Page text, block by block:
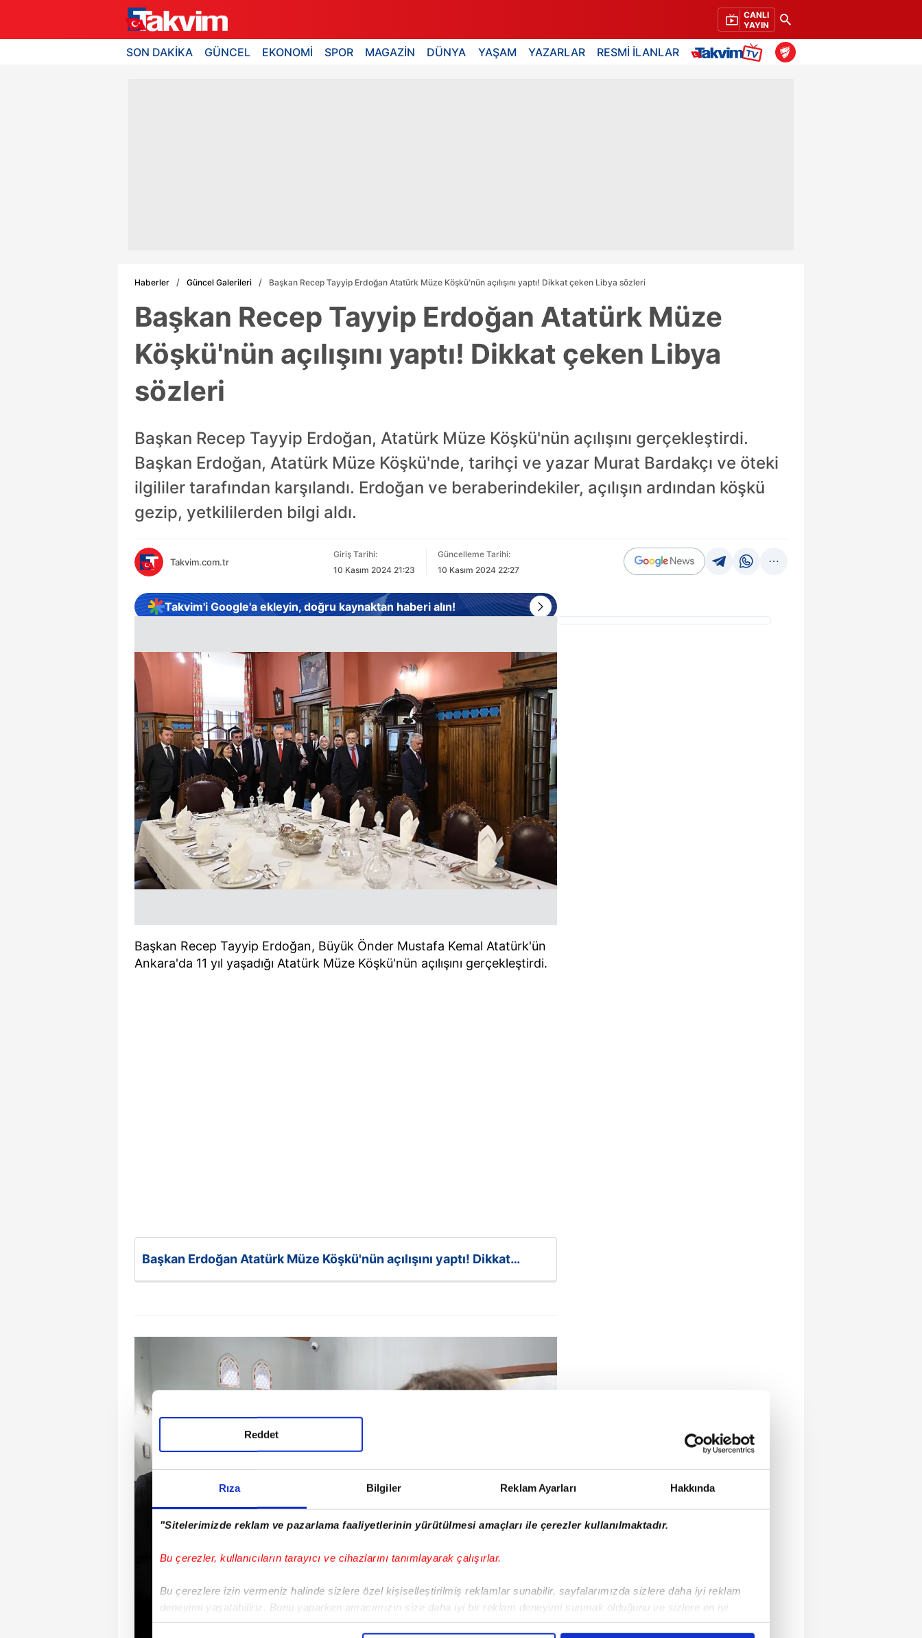
Rıza Bilgiler Reklam Ayarları Hakkında
"Sitelerimizde reklam ve pazarlama faaliyetlerinin yürütülmesi amaçları ile çerezler kullanılmaktadır.
Bu çerezler, kullanıcıların tarayıcı ve cihazlarını tanımlayarak çalışırlar.
Bu çerezlere izin vermeniz halinde sizlere özel kişiselleştirilmiş reklamlar sunabilir, sayfalarımızda sizlere daha iyi reklam
deneyimi yaşatabiliriz. Bunu yaparken amacımızın size daha iyi bir reklam deneyimi sunmak olduğunu ve sizlere en iyi
içerikleri sunabilmek adına elimizden gelen çabayı gösterdiğimizi ve bu noktada, reklamların maliyetlerimizi karşılamak
Reddet
CANLI
YAYIN
SON DAKİKA GÜNCEL EKONOMİ SPOR MAGAZİN DÜNYA YAŞAM YAZARLAR RESMİ İLANLAR
Haberler Güncel Galerileri Başkan Recep Tayyip Erdoğan Atatürk Müze Köşkü'nün açılışını yaptı! Dikkat çeken Libya sözleri
Başkan Recep Tayyip Erdoğan Atatürk Müze
Köşkü'nün açılışını yaptı! Dikkat çeken Libya
sözleri
Başkan Recep Tayyip Erdoğan, Atatürk Müze Köşkü'nün açılışını gerçekleştirdi.
Başkan Erdoğan, Atatürk Müze Köşkü'nde, tarihçi ve yazar Murat Bardakçı ve öteki
ilgililer tarafından karşılandı. Erdoğan ve beraberindekiler, açılışın ardından köşkü
gezip, yetkililerden bilgi aldı.
Takvim.com.tr
Giriş Tarihi:
10 Kasım 2024 21:23
Güncelleme Tarihi:
10 Kasım 2024 22:27
Takvim'i Google'a ekleyin, doğru kaynaktan haberi alın!
Başkan Recep Tayyip Erdoğan, Büyük Önder Mustafa Kemal Atatürk'ün
Ankara'da 11 yıl yaşadığı Atatürk Müze Köşkü'nün açılışını gerçekleştirdi.
Başkan Erdoğan Atatürk Müze Köşkü'nün açılışını yaptı! Dikkat